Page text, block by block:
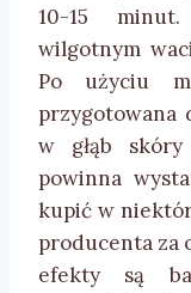
10-15
wilgotnym
Po użyciu
przygotowana
w głąb
powinna
kupić w
producenta za
efekty są